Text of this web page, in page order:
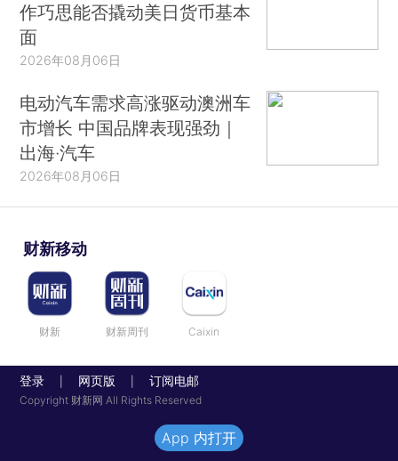
作巧思能否撬动美日货币基本
面
2026年08月06日
电动汽车需求高涨驱动澳洲车
市增长 中国品牌表现强劲｜
出海·汽车
2026年08月06日
财新移动
财新 财新周刊 Caixin
登录 网页版 订阅电邮
Copyright 财新网 All Rights Reserved
App 内打开